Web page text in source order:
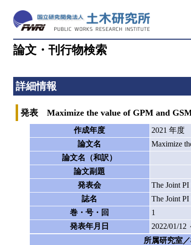
論文・刊行物検索
詳細情報
発表 Maximize the value of GPM and
作成年度
2021 年度
論文名
Maximize
論文名（和訳）
論文副題
発表会
The Joint
誌名
The Joint
巻・号・回
1
発表年月日
2022/01/12
所属研究室